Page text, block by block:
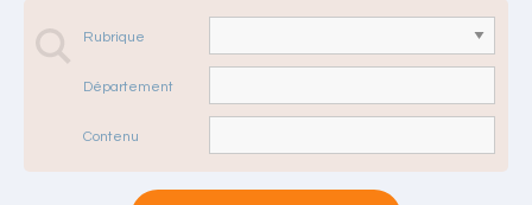
Rubrique
Département
Contenu